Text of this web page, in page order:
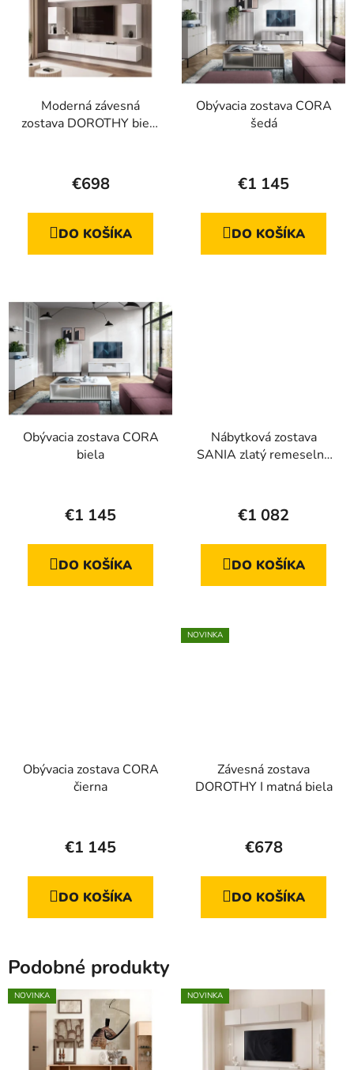
Moderná závesná
zostava DOROTHY biela
€698
DO KOŠÍKA
Obývacia zostava CORA
šedá
hodnotenie
je
4,1
€1 145
DO KOŠÍKA
Obývacia zostava CORA
biela
hodnotenie
je
4,8
€1 145
DO KOŠÍKA
Nábytková zostava
SANIA zlatý remeselný
hodnotenie
je
5,0
€1 082
DO KOŠÍKA
Obývacia zostava CORA
čierna
hodnotenie
je
4,8
hviezdičiek.
€1 145
DO KOŠÍKA
NOVINKA
Závesná zostava
DOROTHY I matná biela
€678
DO KOŠÍKA
Podobné produkty
NOVINKA NOVINKA